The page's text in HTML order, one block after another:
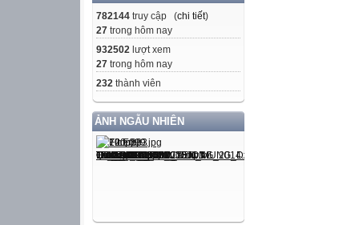
782144 truy cập (chi tiết)
27 trong hôm nay
932502 lượt xem
27 trong hôm nay
232 thành viên
ẢNH NGẪU NHIÊN